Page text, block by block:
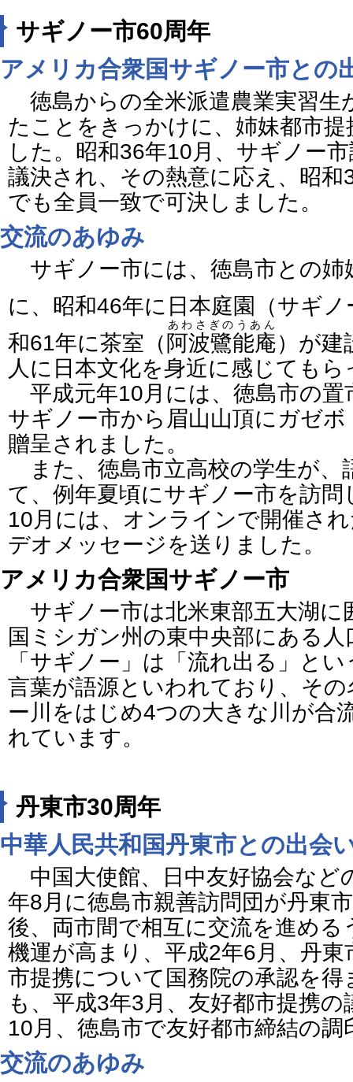
サギノー市60周年
アメリカ合衆国サギノー市との
徳島からの全米派遣農業実習生
たことをきっかけに、姉妹都市
した。昭和36年10月、サギノー
議決され、その熱意に応え、昭和
でも全員一致で可決しました。
交流のあゆみ
サギノー市には、徳島市との姉
に、昭和46年に日本庭園（サギノ
和61年に茶室（ 阿波鷺能庵
あわさぎのうあん
）が建
人に日本文化を身近に感じても
平成元年10月には、徳島市の置
サギノー市から眉山山頂にガゼ
贈呈されました。
また、徳島市立高校の学生が、
て、例年夏頃にサギノー市を訪
10月には、オンラインで開催さ
デオメッセージを送りました。
アメリカ合衆国サギノー市
サギノー市は北米東部五大湖に
国ミシガン州の東中央部にある
「サギノー」は「流れ出る」と
言葉が語源といわれており、そ
ー川をはじめ4つの大きな川が合
れています。
丹東市30周年
中華人民共和国丹東市との出会
中国大使館、日中友好協会など
年8月に徳島市親善訪問団が丹東
後、両市間で相互に交流を進める
機運が高まり、平成2年6月、丹
市提携について国務院の承認を得
も、平成3年3月、友好都市提携
10月、徳島市で友好都市締結の
交流のあゆみ